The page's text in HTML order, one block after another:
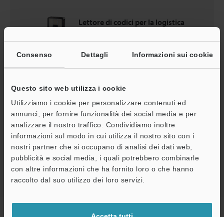
Consenso Dettagli Informazioni sui cookie
Questo sito web utilizza i cookie
Utilizziamo i cookie per personalizzare contenuti ed
annunci, per fornire funzionalità dei social media e per
analizzare il nostro traffico. Condividiamo inoltre
informazioni sul modo in cui utilizza il nostro sito con i
nostri partner che si occupano di analisi dei dati web,
pubblicità e social media, i quali potrebbero combinarle
con altre informazioni che ha fornito loro o che hanno
raccolto dal suo utilizzo dei loro servizi.
Lettore di codici per la logistica
Ritorno alla Selezione di prodotti per industria e
applicazione